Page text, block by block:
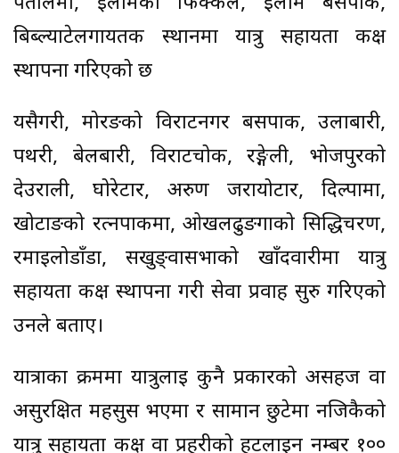
बिब्ल्याटेलगायतक स्थानमा यात्रु सहायता कक्ष
स्थापना गरिएको छ
यसैगरी, मोरङको विराटनगर बसपार्क, उर्लाबारी,
पथरी, बेलबारी, विराटचोक, रङ्गेली, भोजपुरको
देउराली, घोरेटार, अरुण जरायोटार, दिल्पामा,
खोटाङको रत्नपार्कमा, ओखलढुङगाको सिद्धिचरण,
रमाइलोडाँडा, सखुङ्वासभाको खाँदवारीमा यात्रु
सहायता कक्ष स्थापना गरी सेवा प्रवाह सुरु गरिएको
उनले बताए।
यात्राका क्रममा यात्रुलाई कुनै प्रकारको असहज वा
असुरक्षित महसुस भएमा र सामान छुटेमा नजिकैको
यात्रु सहायता कक्ष वा प्रहरीको हटलाईन नम्बर १००